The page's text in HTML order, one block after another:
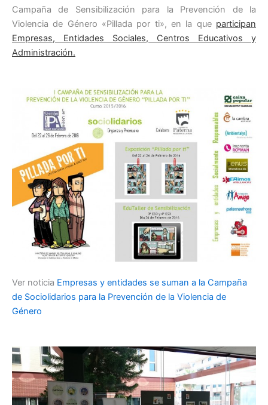
Campaña de Sensibilización para la Prevención de la
Violencia de Género «Pillada por ti», en la que participan
Empresas, Entidades Sociales, Centros Educativos y
Administración.
Ver noticia Empresas y entidades se suman a la Campaña
de Sociolidarios para la Prevención de la Violencia de
Género